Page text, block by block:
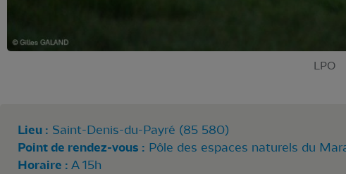
LPO
Lieu : Saint-Denis-du-Payré (85 580)
Point de rendez-vous : Pôle des espaces naturels du
Horaire : A 15h